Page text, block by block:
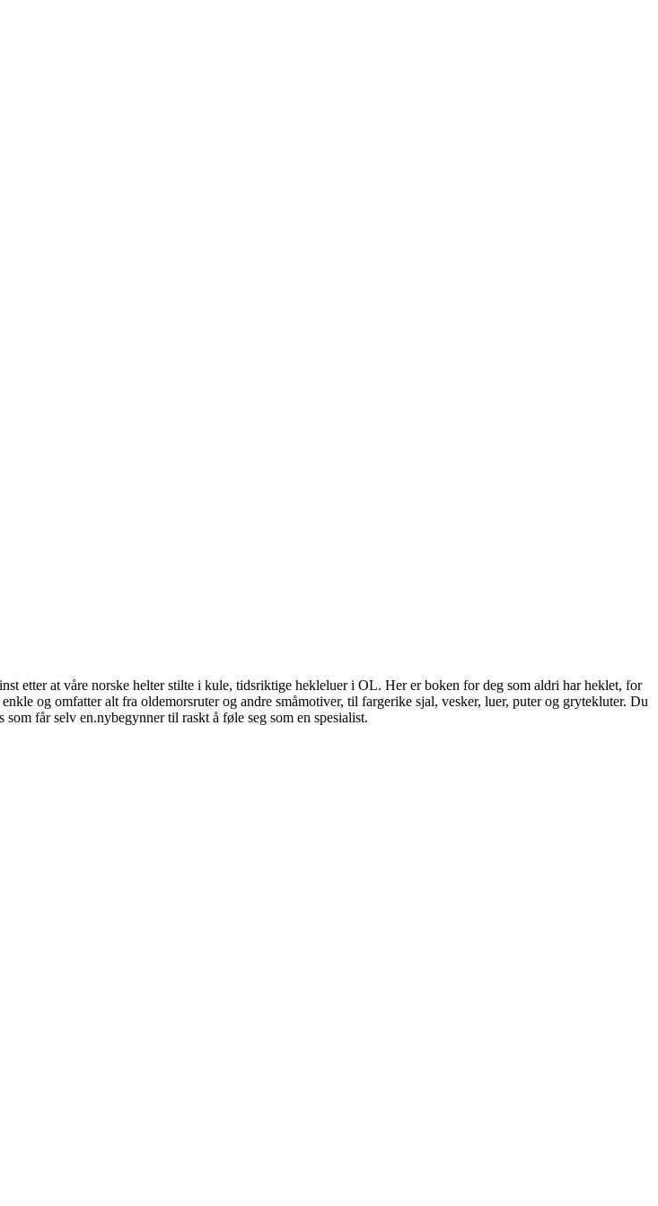
etter at våre norske helter stilte i kule, tidsriktige hekleluer i OL. Her er boken for deg som aldri har heklet, for
og omfatter alt fra oldemorsruter og andre småmotiver, til fargerike sjal, vesker, luer, puter og grytekluter. Du
får selv en.nybegynner til raskt å føle seg som en spesialist.